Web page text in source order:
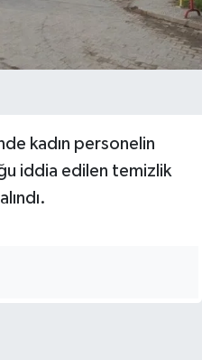
kadın personelin
iddia edilen temizlik